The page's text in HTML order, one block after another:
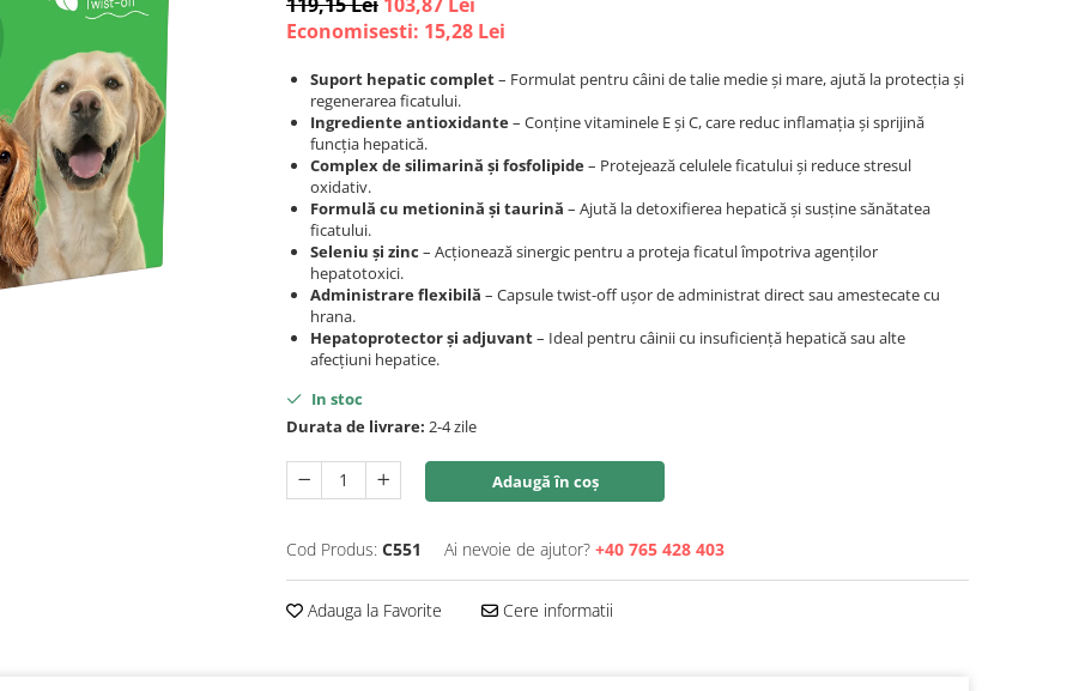
Economisesti: 15,28 Lei
Suport hepatic complet– Formulat pentru câini de talie medie și mare, ajută la protecția și
regenerarea ficatului.
Ingrediente antioxidante– Conține vitaminele E și C, care reduc inflamația și sprijină
funcția hepatică.
Complex de silimarină și fosfolipide– Protejează celulele ficatului și reduce stresul
oxidativ.
Formulă cu metionină și taurină – Ajută la detoxifierea hepatică și susține sănătatea
ficatului.
Seleniu și zinc – Acționează sinergic pentru a proteja ficatul împotriva agenților
hepatotoxici.
Administrare flexibilă – Capsule twist-off ușor de administrat direct sau amestecate cu
hrana.
Hepatoprotector și adjuvant– Ideal pentru câinii cu insuficiență hepatică sau alte
afecțiuni hepatice.
In stoc
Durata de livrare: 2-4 zile
Adaugă în coș
Cod Produs: C551 Ai nevoie de ajutor? +40 765 428 403
Adauga la Favorite Cere informatii